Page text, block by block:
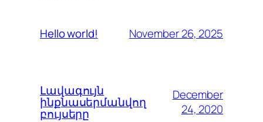
Hello world! November 26, 2025
Լավագույն
ինքնասերմանվող
բույսերը
December
24, 2020